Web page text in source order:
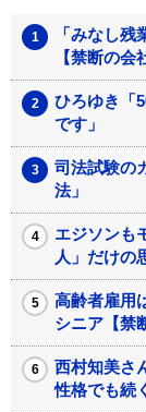
「みなし
【禁断の会
ひろゆき「
です」
司法試験の
法」
エジソンも
人」だけの
高齢者雇用
シニア【禁
西村知美さ
性格でも続